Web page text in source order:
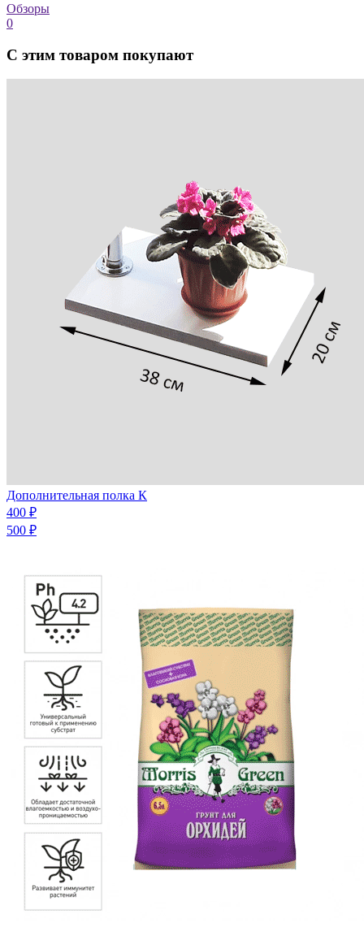
Обзоры
0
С этим товаром покупают
Дополнительная полка К
400 ₽
500 ₽